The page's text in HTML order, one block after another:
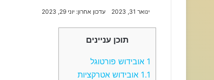
ינואר 31, 2023 עדכון אחרון: יוני 29, 2023
תוכן עניינים
1 אובידוש פורטוגל
1.1 אובידוש אטרקציות